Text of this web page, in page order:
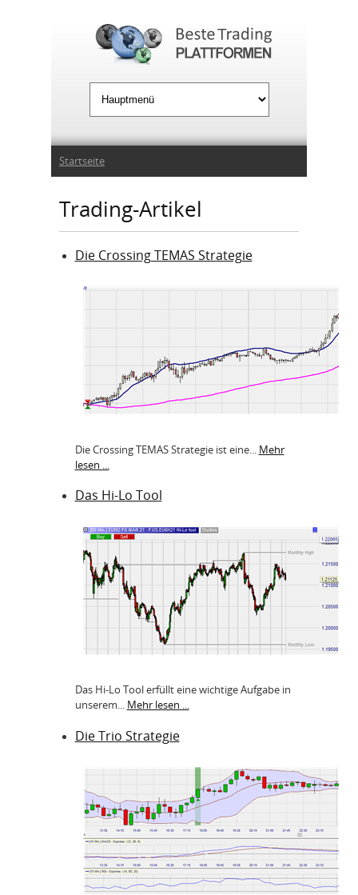
Sie sind hier
Startseite
Trading-Artikel
Die Crossing TEMAS Strategie
Die Crossing TEMAS Strategie ist eine... Mehr
lesen ...
Das Hi-Lo Tool
Das Hi-Lo Tool erfüllt eine wichtige Aufgabe in
unserem... Mehr lesen ...
Die Trio Strategie